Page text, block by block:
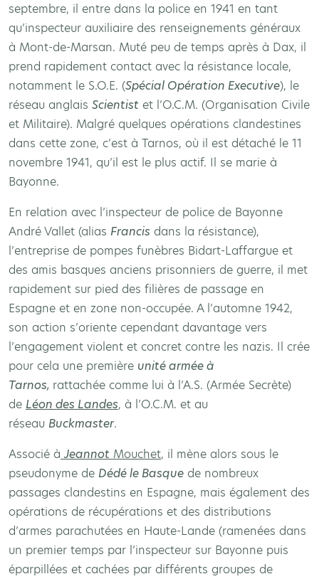
septembre, il entre dans la police en 1941 en tant
qu’inspecteur auxiliaire des renseignements généraux
à Mont-de-Marsan. Muté peu de temps après à Dax, il
prend rapidement contact avec la résistance locale,
notamment le S.O.E. (Spécial Opération Executive), le
réseau anglais Scientist et l’O.C.M. (Organisation Civile
et Militaire). Malgré quelques opérations clandestines
dans cette zone, c’est à Tarnos, où il est détaché le 11
novembre 1941, qu’il est le plus actif. Il se marie à
Bayonne.
En relation avec l’inspecteur de police de Bayonne
André Vallet (alias Francis dans la résistance),
l’entreprise de pompes funèbres Bidart-Laffargue et
des amis basques anciens prisonniers de guerre, il met
rapidement sur pied des filières de passage en
Espagne et en zone non-occupée. A l’automne 1942,
son action s’oriente cependant davantage vers
l’engagement violent et concret contre les nazis. Il crée
pour cela une première unité armée à
Tarnos, rattachée comme lui à l’A.S. (Armée Secrète)
de Léon des Landes, à l’O.C.M. et au
réseau Buckmaster.
Associé à Jeannot Mouchet, il mène alors sous le
pseudonyme de Dédé le Basque de nombreux
passages clandestins en Espagne, mais également des
opérations de récupérations et des distributions
d’armes parachutées en Haute-Lande (ramenées dans
un premier temps par l’inspecteur sur Bayonne puis
éparpillées et cachées par différents groupes de